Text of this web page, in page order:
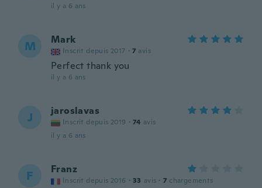
il y a 6 ans
M Mark
Inscrit depuis 2017 · 7 avis
Perfect thank you
il y a 6 ans
J jaroslavas
Inscrit depuis 2019 · 74 avis
il y a 6 ans
F Franz
Inscrit depuis 2016 · 33 avis · 7 chargements